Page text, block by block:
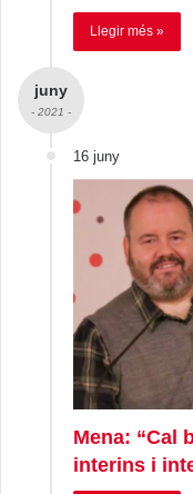
Llegir més »
juny
- 2021 -
16 juny
Mena: “Cal
interins i